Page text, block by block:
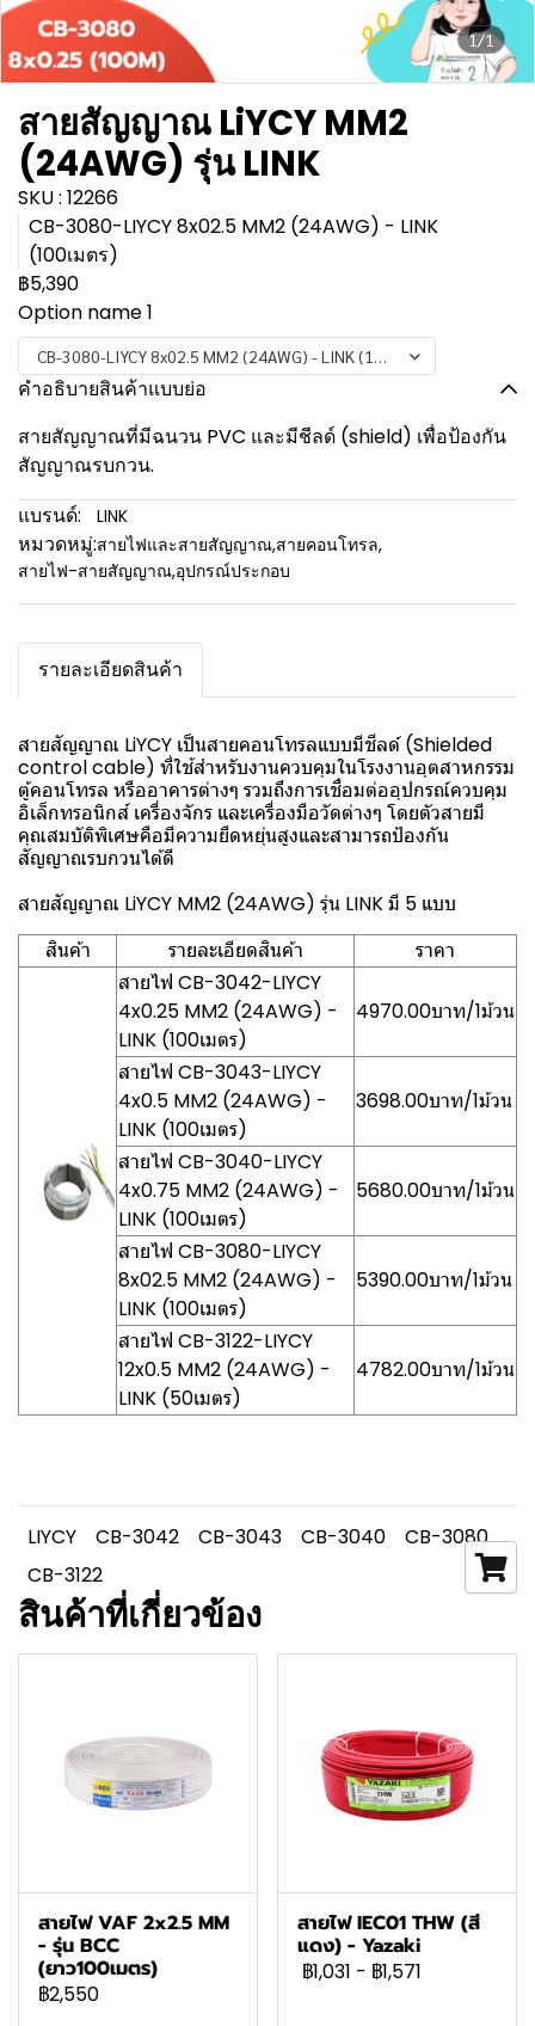
1/1
สายสัญญาณ LiYCY MM2
(24AWG) รุ่น LINK
SKU : 12266
CB-3080-LIYCY 8x02.5 MM2 (24AWG) - LINK
(100เมตร)
฿5,390
Option name 1
CB-3080-LIYCY 8x02.5 MM2 (24AWG) - LINK (100เมตร)
คำอธิบายสินค้าแบบย่อ
สายสัญญาณที่มีฉนวน PVC และมีชีลด์ (shield) เพื่อป้องกัน
สัญญาณรบกวน.
แบรนด์:
LINK
หมวดหมู่:สายไฟและสายสัญญาณ,สายคอนโทรล,
สายไฟ-สายสัญญาณ,อุปกรณ์ประกอบ
รายละเอียดสินค้า
สายสัญญาณ LiYCY เป็นสายคอนโทรลแบบมีชีลด์ (Shielded
control cable) ที่ใช้สำหรับงานควบคุมในโรงงานอุตสาหกรรม
ตู้คอนโทรล หรืออาคารต่างๆ รวมถึงการเชื่อมต่ออุปกรณ์ควบคุม
อิเล็กทรอนิกส์ เครื่องจักร และเครื่องมือวัดต่างๆ โดยตัวสายมี
คุณสมบัติพิเศษคือมีความยืดหยุ่นสูงและสามารถป้องกัน
สัญญาณรบกวนได้ดี
สายสัญญาณ LiYCY MM2 (24AWG) รุ่น LINK มี 5 แบบ
สินค้า
รายละเอียดสินค้า
ราคา
สายไฟ CB-3042-LIYCY
4x0.25 MM2 (24AWG) -
LINK (100เมตร)
4970.00บาท/1ม้วน
สายไฟ CB-3043-LIYCY
4x0.5 MM2 (24AWG) -
LINK (100เมตร)
3698.00บาท/1ม้วน
สายไฟ CB-3040-LIYCY
4x0.75 MM2 (24AWG) -
LINK (100เมตร)
5680.00บาท/1ม้วน
สายไฟ CB-3080-LIYCY
8x02.5 MM2 (24AWG) -
LINK (100เมตร)
5390.00บาท/1ม้วน
สายไฟ CB-3122-LIYCY
12x0.5 MM2 (24AWG) -
LINK (50เมตร)
4782.00บาท/1ม้วน
LIYCY CB-3042 CB-3043 CB-3040
CB-3080
CB-3122
สินค้าที่เกี่ยวข้อง
สายไฟ VAF 2x2.5 MM
- รุ่น BCC
(ยาว100เมตร)
฿2,550
สายไฟ IEC01 THW (สี
แดง) - Yazaki
฿1,031 - ฿1,571